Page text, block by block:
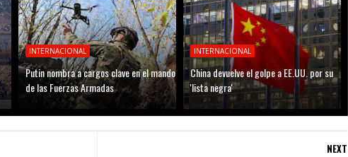
INTERNACIONAL
Putin nombra a cargos clave en el mando
de las Fuerzas Armadas
INTERNACIONAL
China devuelve el golpe a EE.UU. por su
'lista negra'
NEXT